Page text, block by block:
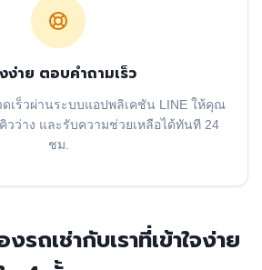
ง่าย ตอบคำถามเร็ว
ดเร็วผ่านระบบแอปพลิเคชัน LINE ให้คุณ
วว่าง และรับความช่วยเหลือได้ทันที 24
ชม.
รถเช่ากับเราที่เข้าใจง่าย